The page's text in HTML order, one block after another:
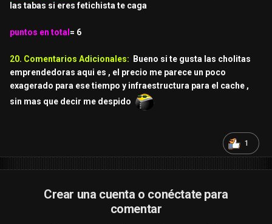
las tabas si eres fetichista te caga
puntos en total = 6
20. Comentarios Adicionales:
Bueno si te gusta las cholitas
emprendedoras aqui es , el precio me parece un poco
exagerado para ese tiempo y infraestructura para el cache ,
sin mas que decir me despido
1
Crear una cuenta o conéctate para
comentar